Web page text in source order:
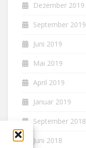
Dezember 2019
September 2019
Juni 2019
Mai 2019
April 2019
Januar 2019
September 2018
Juni 2018